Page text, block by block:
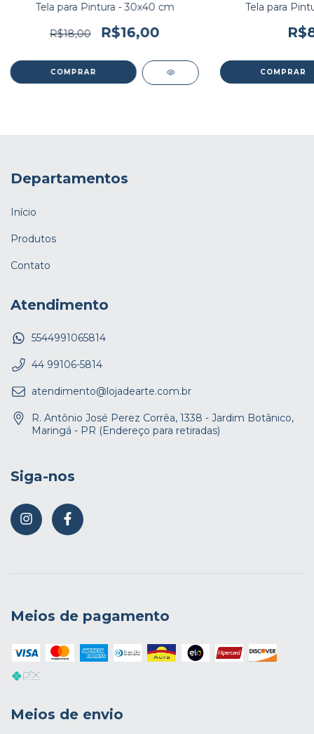
Tela para Pintura - 30x40 cm
R$18,00 R$16,00
Tela para
Departamentos
Início
Produtos
Contato
Atendimento
5544991065814
44 99106-5814
atendimento@lojadearte.com.br
R. Antônio José Perez Corrêa, 1338 - Jardim Botânico,
Maringá - PR (Endereço para retiradas)
Siga-nos
Meios de pagamento
Meios de envio